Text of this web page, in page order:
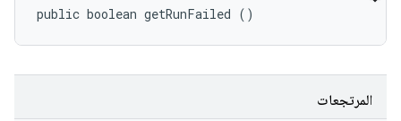
public boolean getRunFailed ()
المرتجعات